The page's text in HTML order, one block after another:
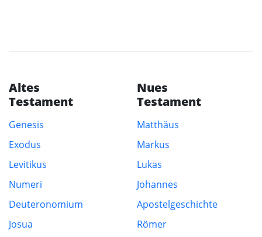
Altes
Testament
Genesis
Exodus
Levitikus
Numeri
Deuteronomium
Josua
Nues
Testament
Matthäus
Markus
Lukas
Johannes
Apostelgeschichte
Römer